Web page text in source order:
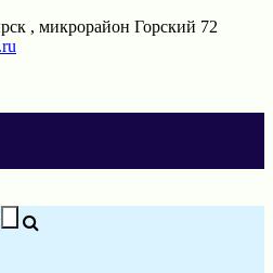
, микрорайон Горский 72